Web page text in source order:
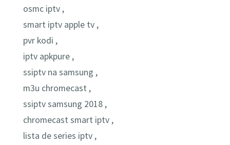
osmc iptv ,
smart iptv apple tv ,
pvr kodi ,
iptv apkpure ,
ssiptv na samsung ,
m3u chromecast ,
ssiptv samsung 2018 ,
chromecast smart iptv ,
lista de series iptv ,